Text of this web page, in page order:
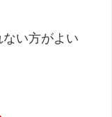
い方がよい